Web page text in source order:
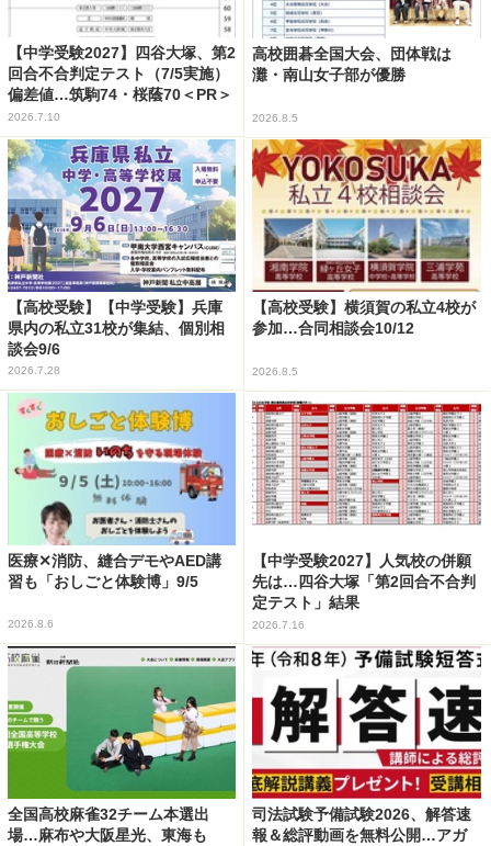
【中学受験2027】四谷大塚、第2
回合不合判定テスト（7/5実施）
偏差値…筑駒74・桜蔭70＜PR＞
2026.7.10
高校囲碁全国大会、団体戦は
灘・南山女子部が優勝
2026.8.5
【高校受験】【中学受験】兵庫
県内の私立31校が集結、個別相
談会9/6
2026.7.28
【高校受験】横須賀の私立4校が
参加…合同相談会10/12
2026.8.5
医療✕消防、縫合デモやAED講
習も「おしごと体験博」9/5
2026.8.6
【中学受験2027】人気校の併願
先は…四谷大塚「第2回合不合判
定テスト」結果
2026.7.16
全国高校麻雀32チーム本選出
場…麻布や大阪星光、東海も
司法試験予備試験2026、解答速
報＆総評動画を無料公開…アガ